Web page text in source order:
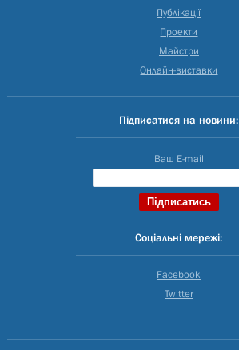
Публікації
Проекти
Майстри
Онлайн-виставки
Підписатися на новини:
Ваш E-mail
Соціальні мережі:
Facebook
Twitter